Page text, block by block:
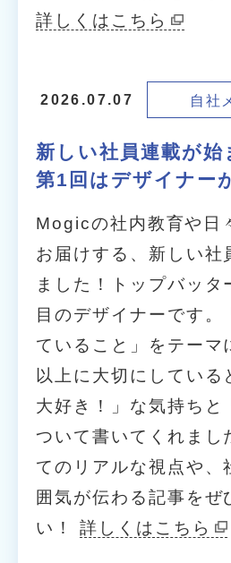
詳しくはこちら
2026.07.07 自社
新しい社員連載が始
第1回はデザイナー
Mogicの社内教育や日
お届けする、新しい社
ました！トップバッタ
目のデザイナーです。
ていること」をテーマ
以上に大切にしている
大好き！」な気持ちと
ついて書いてくれまし
てのリアルな視点や、
囲気が伝わる記事をぜ
い！詳しくはこちら